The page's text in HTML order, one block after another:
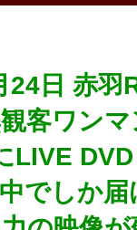
24日 赤羽
客ワン
LIVE
でしか